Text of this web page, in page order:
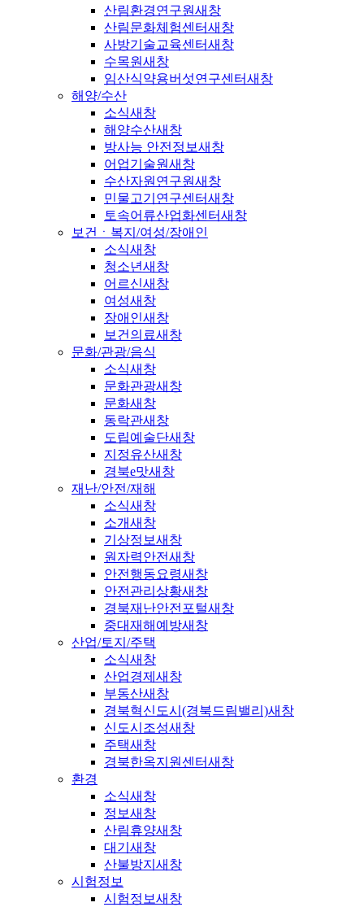
산림환경연구원새창
산림문화체험센터새창
사방기술교육센터새창
수목원새창
임산식약용버섯연구센터새창
해양/수산
소식새창
해양수산새창
방사능 안전정보새창
어업기술원새창
수산자원연구원새창
민물고기연구센터새창
토속어류산업화센터새창
보건ㆍ복지/여성/장애인
소식새창
청소년새창
어르신새창
여성새창
장애인새창
보건의료새창
문화/관광/음식
소식새창
문화관광새창
문화새창
동락관새창
도립예술단새창
지정유산새창
경북e맛새창
재난/안전/재해
소식새창
소개새창
기상정보새창
원자력안전새창
안전행동요령새창
안전관리상황새창
경북재난안전포털새창
중대재해예방새창
산업/토지/주택
소식새창
산업경제 새창
부동산새창
경북혁신도시(경북드림밸리)새창
신도시조성새창
주택새창
경북한옥지원센터새창
환경
소식새창
정보새창
산림휴양새창
대기 새창
산불방지 새창
시험정보
시험정보새창